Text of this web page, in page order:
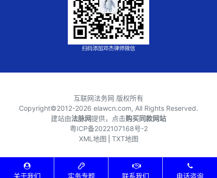
扫码添加邓杰律师微信
互联网法务网 版权所有
Copyright©2012-2026 elawcn.com, All Rights Reserved.
建站由法脉网提供，点击购买同款网站
粤ICP备2022107168号-2
XML地图 TXT地图
关于我们 实务专题 联系我们 电话咨询